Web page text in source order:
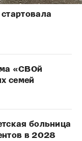
«СВОй
семей
больница
в 2028